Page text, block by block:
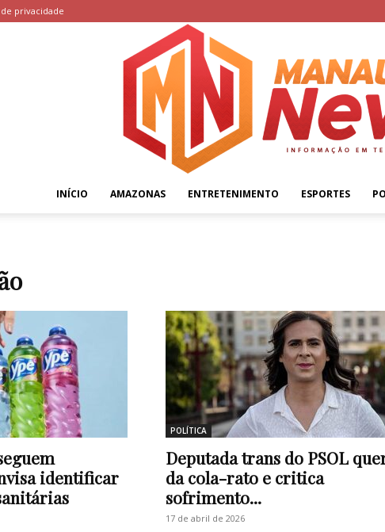
privacidade
News
INÍCIO AMAZONAS ENTRETENIMENTO ESPORTES
identificar
POLÍTICA
Deputada trans do PSOL
da cola-rato e critica
sofrimento...
17 de abril de 2026